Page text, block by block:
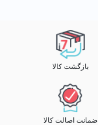
بازگشت کالا
ضمانت اصالت کالا